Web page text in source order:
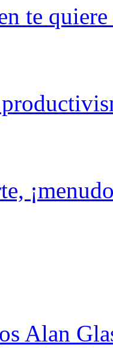
te quiere
Alan